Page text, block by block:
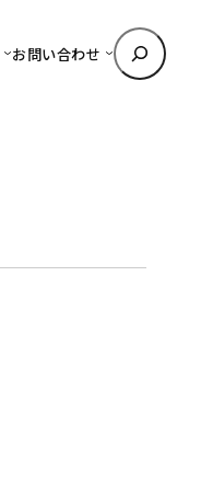
お問い合わせ
検
索